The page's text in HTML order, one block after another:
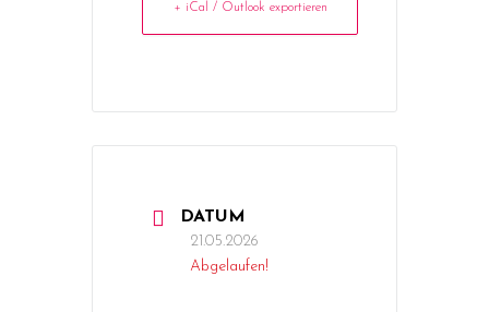
+ iCal / Outlook exportieren
DATUM
21.05.2026
Abgelaufen!